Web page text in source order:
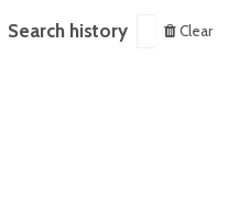
Search history Clear